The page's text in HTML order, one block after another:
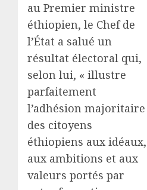
au Premier ministre
éthiopien, le Chef de
l’État a salué un
résultat électoral qui,
selon lui, « illustre
parfaitement
l’adhésion majoritaire
des citoyens
éthiopiens aux idéaux,
aux ambitions et aux
valeurs portés par